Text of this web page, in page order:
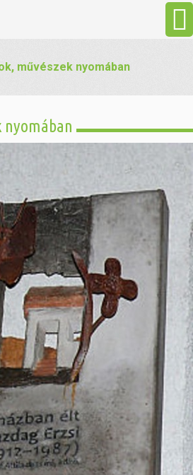
művészek nyomában
nyomában